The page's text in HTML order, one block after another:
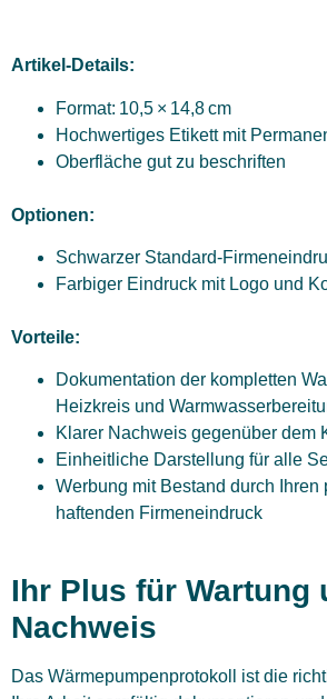
Artikel-Details:
Format: 10,5 × 14,8 cm
Hochwertiges Etikett mit
Oberfläche gut zu beschriften
Optionen:
Schwarzer Standard-
Farbiger Eindruck mit Logo und
Vorteile:
Dokumentation der kompletten
Heizkreis und
Klarer Nachweis gegenüber dem
Einheitliche Darstellung für alle
Werbung mit Bestand durch Ihren
haftenden Firmeneindruck
Ihr Plus für Wartung
Nachweis
Das Wärmepumpenprotokoll ist die